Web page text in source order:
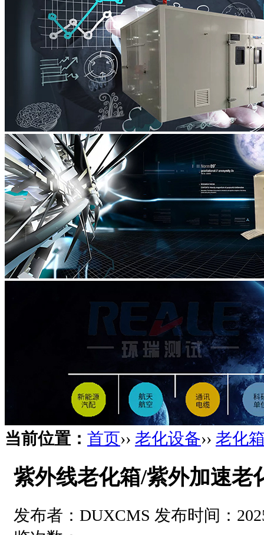
当前位置： 首页›› 老化设备›› 老化
紫外线老化箱/紫外加速老
发布者：DUXCMS 发布时间：